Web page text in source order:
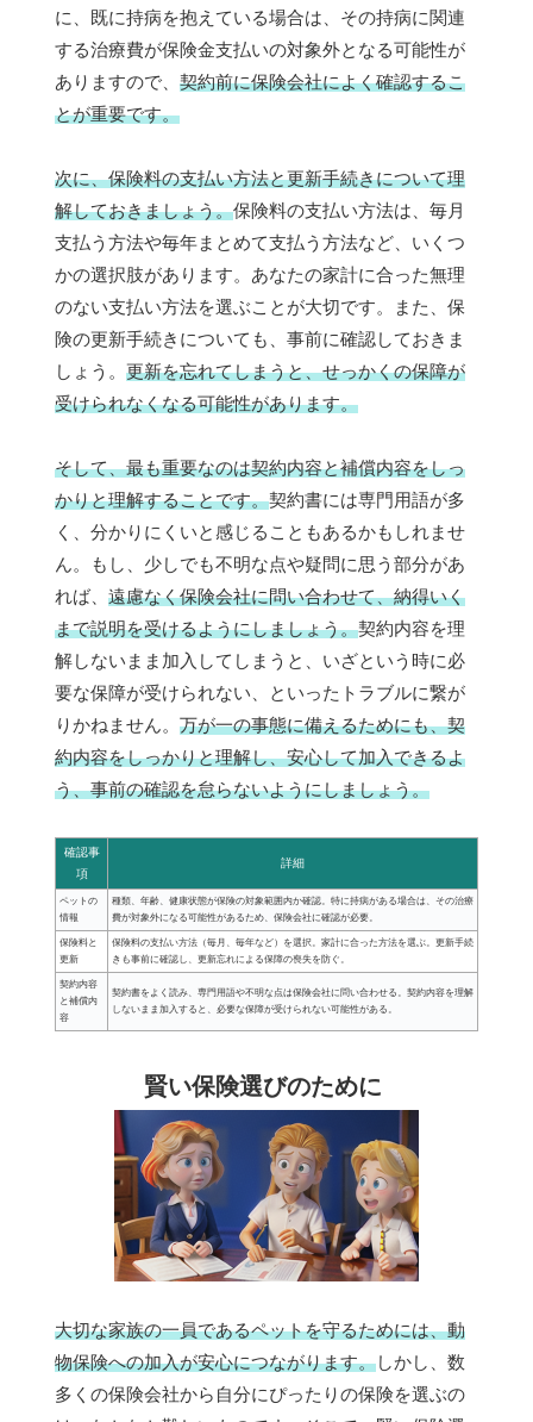
に、既に持病を抱えている場合は、その持病に関連
する治療費が保険金支払いの対象外となる可能性が
ありますので、 契約前に保険会社によく確認するこ
とが重要です。
次に、保険料の支払い方法と更新手続きについて理
解しておきましょう。保険料の支払い方法は、毎月
支払う方法や毎年まとめて支払う方法など、いくつ
かの選択肢があります。あなたの家計に合った無理
のない支払い方法を選ぶことが大切です。また、保
険の更新手続きについても、事前に確認しておきま
しょう。 更新を忘れてしまうと、せっかくの保障が
受けられなくなる可能性があります。
そして、最も重要なのは契約内容と補償内容をしっ
かりと理解することです。契約書には専門用語が多
く、分かりにくいと感じることもあるかもしれませ
ん。もし、少しでも不明な点や疑問に思う部分があ
れば、 遠慮なく保険会社に問い合わせて、納得いく
まで説明を受けるようにしましょう。契約内容を理
解しないまま加入してしまうと、いざという時に必
要な保障が受けられない、といったトラブルに繋が
りかねません。 万が一の事態に備えるためにも、契
約内容をしっかりと理解し、安心して加入できるよ
う、事前の確認を怠らないようにしましょう。
確認事
項
詳細
ペットの
情報
種類、年齢、健康状態が保険の対象範囲内か確認。特に持病がある場合は、その治療
費が対象外になる可能性があるため、保険会社に確認が必要。
保険料と
更新
保険料の支払い方法（毎月、毎年など）を選択。家計に合った方法を選ぶ。更新手続
きも事前に確認し、更新忘れによる保障の喪失を防ぐ。
契約内容
と補償内
容
契約書をよく読み、専門用語や不明な点は保険会社に問い合わせる。契約内容を理解
しないまま加入すると、必要な保障が受けられない可能性がある。
賢い保険選びのために
大切な家族の一員であるペットを守るためには、動
物保険への加入が安心につながります。しかし、数
多くの保険会社から自分にぴったりの保険を選ぶの